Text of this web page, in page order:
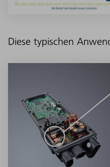
Diese typischen